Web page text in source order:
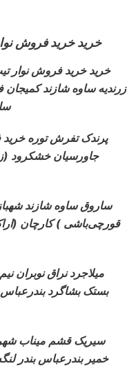
خرید خرید فروش
خرید خرید فروش نوار
زرندیه ساوه شازند
(اناج)پرندک تفرش توره
جاورسیان خشکرود
(استان مرکزی) ساروق ساوه شازند
قورچی‌باشی ) کارچان
میلاجرد نراق نوبران
بستک بشاگرد
سیریک قشم میناب
خمیر بندرعباس بندر